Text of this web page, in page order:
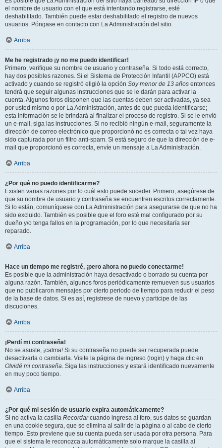
el nombre de usuario con el que está intentando registrarse, esté
deshabilitado. También puede estar deshabilitado el registro de nuevos
usuarios. Póngase en contacto con La Administración del sitio.
Arriba
Me he registrado ¡y no me puedo identificar!
Primero, verifique su nombre de usuario y contraseña. Si todo está correcto,
hay dos posibles razones. Si el Sistema de Protección Infantil (APPCO) está
activado y cuando se registró eligió la opción Soy menor de 13 años entonces
tendrá que seguir algunas instrucciones que se le darán para activar la
cuenta. Algunos foros disponen que las cuentas deben ser activadas, ya sea
por usted mismo o por La Administración, antes de que pueda identificarse;
esta información se le brindará al finalizar el proceso de registro. Si se le envió
un e-mail, siga las instrucciones. Si no recibió ningún e-mail, seguramente la
dirección de correo electrónico que proporcionó no es correcta o tal vez haya
sido capturada por un filtro anti-spam. Si está seguro de que la dirección de e-
mail que proporcionó es correcta, envíe un mensaje a La Administración.
Arriba
¿Por qué no puedo identificarme?
Existen varias razones por lo cuál esto puede suceder. Primero, asegúrese de
que su nombre de usuario y contraseña se encuentren escritos correctamente.
Si lo están, comuníquese con La Administración para asegurarse de que no ha
sido excluido. También es posible que el foro esté mal configurado por su
dueño y/o tenga fallos en la programación, por lo que necesitaría ser
reparado.
Arriba
Hace un tiempo me registré, ¡pero ahora no puedo conectarme!
Es posible que la administración haya desactivado o borrado su cuenta por
alguna razón. También, algunos foros periódicamente remueven sus usuarios
que no publicaron mensajes por cierto periodo de tiempo para reducir el peso
de la base de datos. Si es así, registrese de nuevo y participe de las
discuciones.
Arriba
¡Perdí mi contraseña!
No se asuste, ¡calma! Si su contraseña no puede ser recuperada puede
desactivarla o cambiarla. Visite la página de ingreso (login) y haga clic en
Olvidé mi contraseña. Siga las instrucciones y estará identificado nuevamente
en muy poco tiempo.
Arriba
¿Por qué mi sesión de usuario expira automáticamente?
Si no activa la casilla Recordarcuando ingresa al foro, sus datos se guardan
en una cookie segura, que se elimina al salir de la página o al cabo de cierto
tiempo. Esto previene que su cuenta pueda ser usada por otra persona. Para
que el sistema le reconozca automáticamente solo marque la casilla al